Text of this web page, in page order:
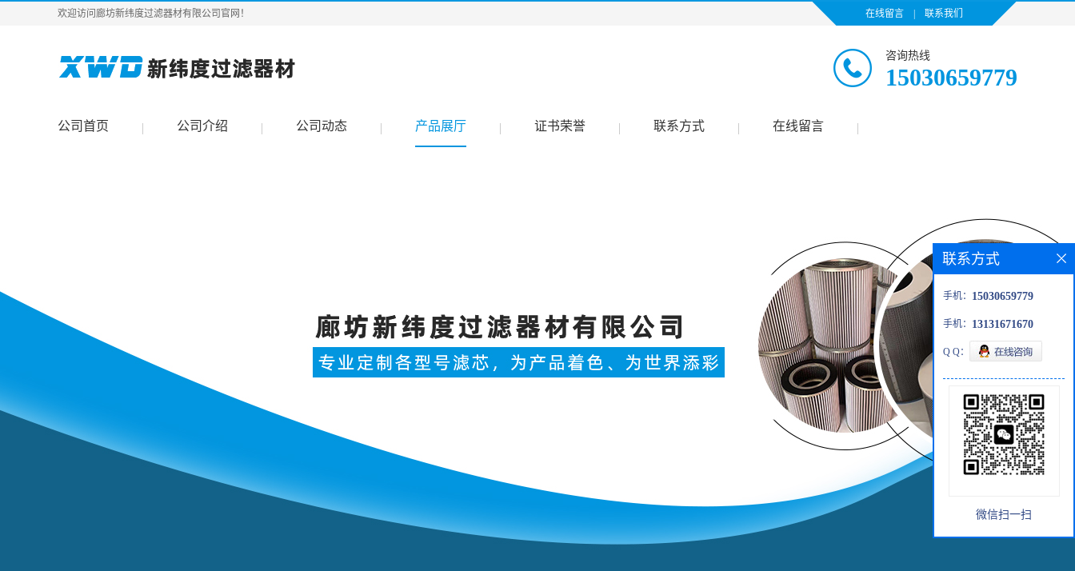
欢迎访问廊坊新纬度过滤器材有限公司官网！ 在线留言 联系我们
咨询热线
15030659779
公司首页 公司介绍 公司动态 产品展厅 证书荣誉 联系方式 在线留言
联系方式
手机： 15030659779
手机： 13131671670
Q Q：
微信扫一扫